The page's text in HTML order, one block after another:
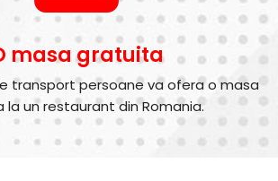
masa gratuita
transport persoane va ofera o masa
la un restaurant din Romania.